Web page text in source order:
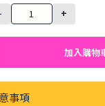
+
加入購物
事項